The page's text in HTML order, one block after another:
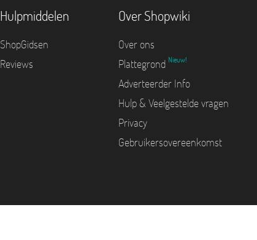
Hulpmiddelen
ShopGidsen
Reviews
Over Shopwiki
Over ons
Plattegrond Nieuw!
Adverteerder Info
Hulp & Veelgestelde vragen
Privacy
Gebruikersovereenkomst